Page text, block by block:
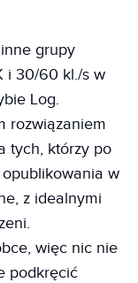
grupy
i 30/60 kl./s w
Log.
rozwiązaniem
tych, którzy po
w
z idealnymi
więc nic nie
podkręcić